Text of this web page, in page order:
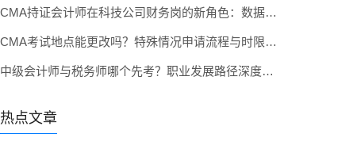
CMA持证会计师在科技公司财务岗的新角色：数据驱动决策
CMA考试地点能更改吗？特殊情况申请流程与时限说明
中级会计师与税务师哪个先考？职业发展路径深度对比
热点文章